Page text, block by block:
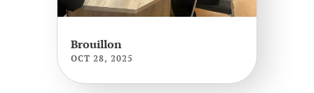
Brouillon
OCT 28, 2025